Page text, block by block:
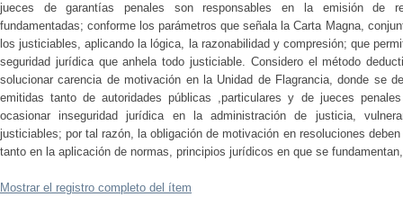
jueces de garantías penales son responsables en la emisión de
fundamentadas; conforme los parámetros que señala la Carta Magna,
los justiciables, aplicando la lógica, la razonabilidad y compresión; que
seguridad jurídica que anhela todo justiciable. Considero el método
solucionar carencia de motivación en la Unidad de Flagrancia, donde se
emitidas tanto de autoridades públicas ,particulares y de jueces
ocasionar inseguridad jurídica en la administración de justicia,
justiciables; por tal razón, la obligación de motivación en resoluciones
tanto en la aplicación de normas, principios jurídicos en que se
Mostrar el registro completo del ítem